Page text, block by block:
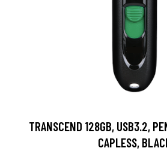
TRANSCEND 128GB, USB3.2,
CAPLESS,